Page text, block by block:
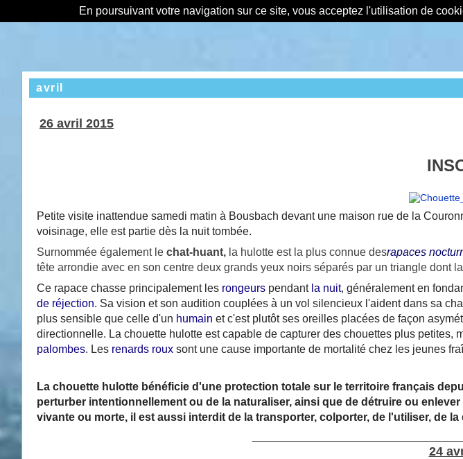
En poursuivant votre navigation sur ce site, vous acceptez l'utilisation de
avril
26 avril 2015
Petite visite inattendue samedi matin à Bousbach devant une maison rue de la
voisinage, elle est partie dès la nuit tombée.
Surnommée également le chat-huant, la hulotte est la plus connue desrapaces
tête arrondie avec en son centre deux grands yeux noirs séparés par un triangle dont
Ce rapace chasse principalement les rongeurs pendant la nuit, généralement en
de réjection. Sa vision et son audition couplées à un vol silencieux l'aident dans sa
plus sensible que celle d'un humain et c'est plutôt ses oreilles placées de façon
directionnelle. La chouette hulotte est capable de capturer des chouettes plus petites,
palombes. Les renards roux sont une cause importante de mortalité chez les jeunes
La chouette hulotte bénéficie d'une protection totale sur le territoire français
perturber intentionnellement ou de la naturaliser, ainsi que de détruire ou
vivante ou morte, il est aussi interdit de la transporter, colporter, de l'utiliser, de
24